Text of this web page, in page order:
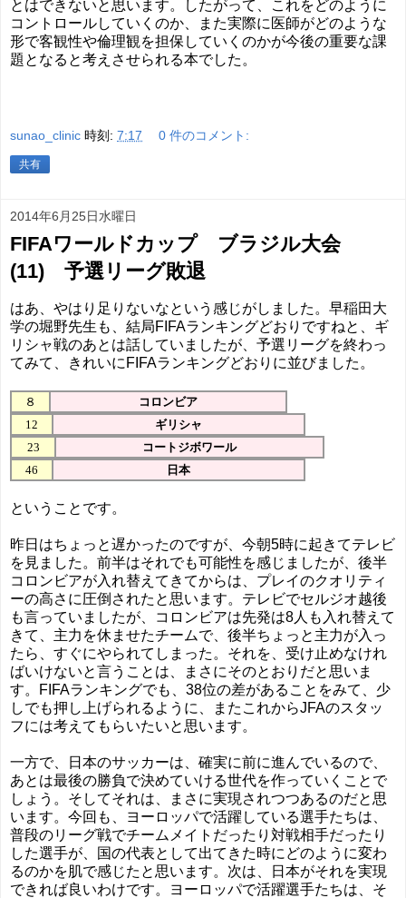
とはできないと思います。したがって、これをどのように
コントロールしていくのか、また実際に医師がどのような
形で客観性や倫理観を担保していくのかが今後の重要な課
題となると考えさせられる本でした。
sunao_clinic 時刻: 7:17 0 件のコメント:
共有
2014年6月25日水曜日
FIFAワールドカップ ブラジル大会
(11) 予選リーグ敗退
はあ、やはり足りないなという感じがしました。早稲田大
学の堀野先生も、結局FIFAランキングどおりですねと、ギ
リシャ戦のあとは話していましたが、予選リーグを終わっ
てみて、きれいにFIFAランキングどおりに並びました。
８
コロンビア
12
ギリシャ
23
コートジボワール
46
日本
ということです。
昨日はちょっと遅かったのですが、今朝5時に起きてテレビ
を見ました。前半はそれでも可能性を感じましたが、後半
コロンビアが入れ替えてきてからは、プレイのクオリティ
ーの高さに圧倒されたと思います。テレビでセルジオ越後
も言っていましたが、コロンビアは先発は8人も入れ替えて
きて、主力を休ませたチームで、後半ちょっと主力が入っ
たら、すぐにやられてしまった。それを、受け止めなけれ
ばいけないと言うことは、まさにそのとおりだと思いま
す。FIFAランキングでも、38位の差があることをみて、少
しでも押し上げられるように、またこれからJFAのスタッ
フには考えてもらいたいと思います。
一方で、日本のサッカーは、確実に前に進んでいるので、
あとは最後の勝負で決めていける世代を作っていくことで
しょう。そしてそれは、まさに実現されつつあるのだと思
います。今回も、ヨーロッパで活躍している選手たちは、
普段のリーグ戦でチームメイトだったり対戦相手だったり
した選手が、国の代表として出てきた時にどのように変わ
るのかを肌で感じたと思います。次は、日本がそれを実現
できれば良いわけです。ヨーロッパで活躍選手たちは、そ